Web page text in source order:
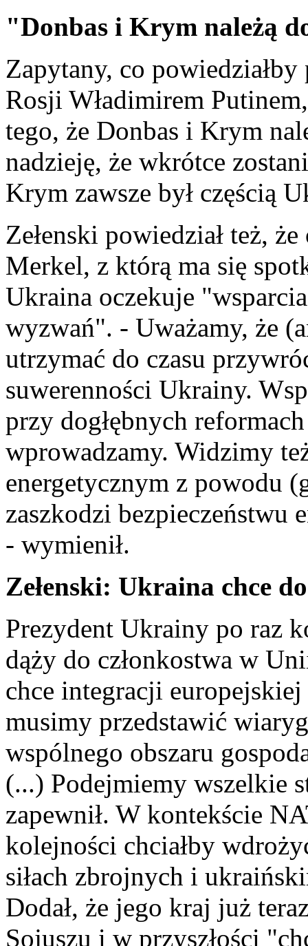
"Donbas i Krym należą
Zapytany, co
Rosji Władimirem
tego, że Donbas i Krym
nadzieję, że wkrótce
Krym zawsze był częścią
Zełenski powiedział też,
Merkel, z którą ma się
Ukraina oczekuje
wyzwań". - Uważamy, że
utrzymać do czasu
suwerenności Ukrainy.
przy dogłębnych
wprowadzamy. Widzimy
energetycznym z powodu
zaszkodzi bezpieczeństwu
- wymienił.
Zełenski: Ukraina chce
Prezydent Ukrainy po raz
dąży do członkostwa w
chce integracji
musimy przedstawić
wspólnego obszaru
(...) Podejmiemy wszelkie
zapewnił. W kontekście
kolejności chciałby
siłach zbrojnych i
Dodał, że jego kraj już
Sojuszu i w przyszłości